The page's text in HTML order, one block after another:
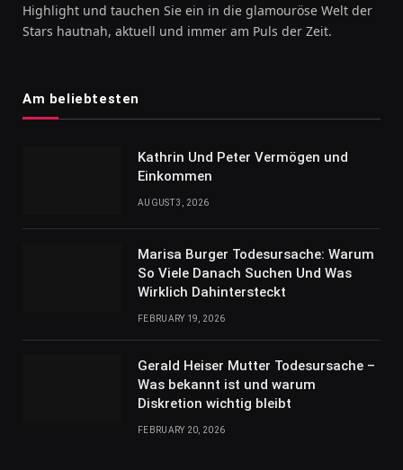
Highlight und tauchen Sie ein in die glamouröse Welt der
Stars hautnah, aktuell und immer am Puls der Zeit.
Am beliebtesten
Kathrin Und Peter Vermögen und
Einkommen
AUGUST 3, 2026
Marisa Burger Todesursache: Warum
So Viele Danach Suchen Und Was
Wirklich Dahintersteckt
FEBRUARY 19, 2026
Gerald Heiser Mutter Todesursache –
Was bekannt ist und warum
Diskretion wichtig bleibt
FEBRUARY 20, 2026